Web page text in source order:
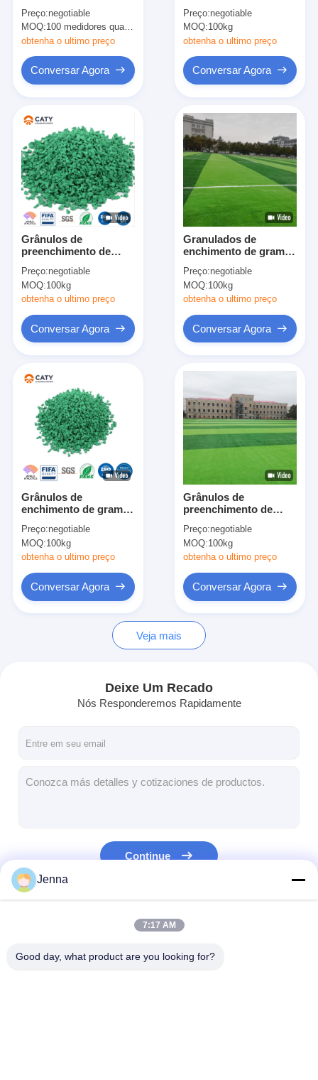
Produtos
Vídeos
Sobre nós
Controle da qualidade
Contacte-nos
Piso de borracha de parque infantil
Pavimentos de borracha de condicionamento
grama artificial do relvado
antiderrapante para
pátio
Preço:negotiable
MOQ:100 medidores quadrados
obtenha o ultimo preço
Conversar Agora
premium para
aplicação de
paisagismo Campo de
futebol de campo de
futebol
Preço:negotiable
MOQ:100kg
obtenha o ultimo preço
Conversar Agora
Grânulos de
preenchimento de
qualidade superior
para campos de
futebol
Preço:negotiable
MOQ:100kg
obtenha o ultimo preço
Conversar Agora
Granulados de
enchimento de grama
densidade para
campos desportivos
campos de futebol e
campo de mini-futebol
Preço:negotiable
MOQ:100kg
obtenha o ultimo preço
Conversar Agora
Grânulos de
enchimento de grama
para campos de
futebol Escolas
Campos desportivos e
Complexo desportivo
Preço:negotiable
MOQ:100kg
obtenha o ultimo preço
Conversar Agora
Grânulos de
preenchimento de
ecológicos para
campos de futebol,
campos esportivos
playgrounds
Preço:negotiable
MOQ:100kg
obtenha o ultimo preço
Conversar Agora
Veja mais
Deixe Um Recado
Nós Responderemos Rapidamente
Continue
Jenna
7:17 AM
Good day, what product are you looking for?